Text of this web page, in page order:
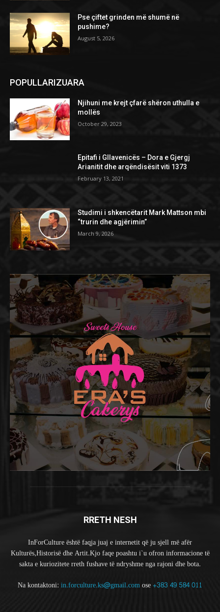
Pse çiftet grinden më shumë në
pushime?
August 5, 2026
POPULLARIZUARA
Njihuni me krejt çfarë shëron uthulla e
mollës
October 29, 2023
Epitafi i Gllavenicës – Dora e Gjergj
Arianitit dhe arqëndisësit viti 1373
February 13, 2021
Studimi i shkencëtarit Mark Mattson mbi
“trurin dhe agjërimin”
March 9, 2026
RRETH NESH
InForCulture është faqja juaj e internetit që ju sjell më afër
Kulturës,Historisë dhe Artit.Kjo faqe poashtu i`u ofron informacione të
sakta e kuriozitete rreth fushave të ndryshme nga rajoni dhe bota.
Na kontaktoni: in.forculture.ks@gmail.comose+383 49 584 011